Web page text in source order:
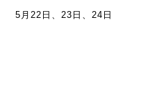
5月22日、23日、24日